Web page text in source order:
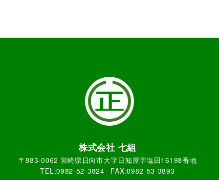
株式会社 七組
〒883-0062 宮崎県日向市大字日知屋字塩田16198番地
TEL:0982-52-3824
FAX:0982-53-3893